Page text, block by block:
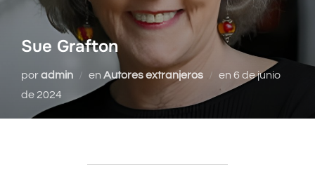
Sue Grafton
poradmin en Autores extranjeros en Publicado
6 de junio
de 2024